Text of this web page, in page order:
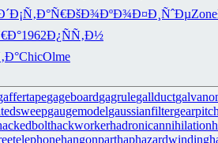
Ð¡Ñ‚Ð°Ñ€ÐšÐ¾ÐºÐ¾Ð¤Ð¸ÑˆÐµZone
1962Ð¿ÑÑ‚Ð½
ChicOlme
gageboardgagrulegallduct
gaugemodelgaussianfilter
hackworkerhadronicannihilation
hangonparthaphazardwinding